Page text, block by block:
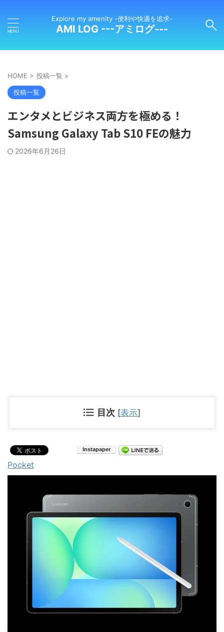
Explore my amenity -便利や快適を追求-
AMI LOG ---アミログ---
HOME > 投稿一覧 >
投稿一覧
エンタメとビジネス両方を極める！
Samsung Galaxy Tab S10 FEの魅力
2026年6月26日
目次 [表示]
Pocket